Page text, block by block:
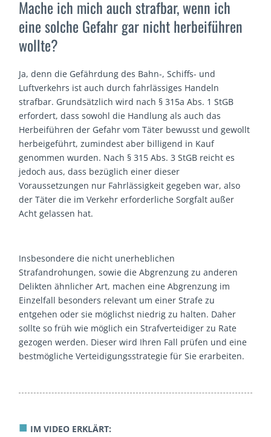
Mache ich mich auch strafbar, wenn ich
eine solche Gefahr gar nicht herbeiführen
wollte?
Ja, denn die Gefährdung des Bahn-, Schiffs- und
Luftverkehrs ist auch durch fahrlässiges Handeln
strafbar. Grundsätzlich wird nach § 315a Abs. 1 StGB
erfordert, dass sowohl die Handlung als auch das
Herbeiführen der Gefahr vom Täter bewusst und gewollt
herbeigeführt, zumindest aber billigend in Kauf
genommen wurden. Nach § 315 Abs. 3 StGB reicht es
jedoch aus, dass bezüglich einer dieser
Voraussetzungen nur Fahrlässigkeit gegeben war, also
der Täter die im Verkehr erforderliche Sorgfalt außer
Acht gelassen hat.
Insbesondere die nicht unerheblichen
Strafandrohungen, sowie die Abgrenzung zu anderen
Delikten ähnlicher Art, machen eine Abgrenzung im
Einzelfall besonders relevant um einer Strafe zu
entgehen oder sie möglichst niedrig zu halten. Daher
sollte so früh wie möglich ein Strafverteidiger zu Rate
gezogen werden. Dieser wird Ihren Fall prüfen und eine
bestmögliche Verteidigungsstrategie für Sie erarbeiten.
■ IM VIDEO ERKLÄRT: